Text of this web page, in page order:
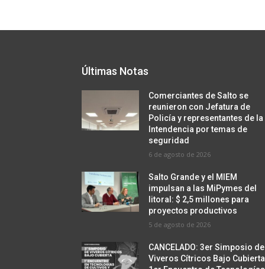
Últimas Notas
Comerciantes de Salto se
reunieron con Jefatura de
Policía y representantes de la
Intendencia por temas de
seguridad
6 de agosto de 2026
Salto Grande y el MIEM
impulsan a las MiPymes del
litoral: $ 2,5 millones para
proyectos productivos
5 de agosto de 2026
CANCELADO: 3er Simposio de
Viveros Cítricos Bajo